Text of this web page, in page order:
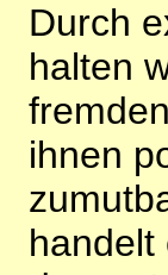
Durch
halten
ihnen
handelt